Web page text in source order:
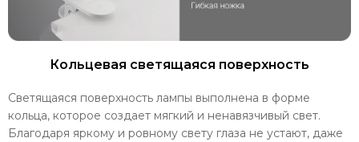
Кольцевая светящаяся поверхность
Светящаяся поверхность лампы выполнена в форме
кольца, которое создает мягкий и ненавязчивый свет.
Благодаря яркому и ровному свету глаза не устают, даже